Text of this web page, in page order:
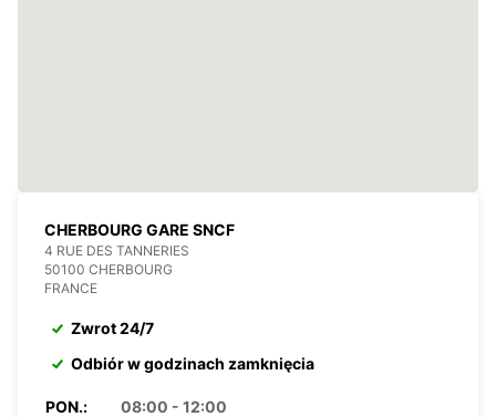
CHERBOURG GARE SNCF
4 RUE DES TANNERIES
50100 CHERBOURG
FRANCE
Zwrot 24/7
Odbiór w godzinach zamknięcia
PON.:
08:00 - 12:00